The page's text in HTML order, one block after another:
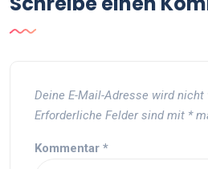
Deine E-Mail-Adresse wird
Erforderliche Felder sind mit *
Kommentar *